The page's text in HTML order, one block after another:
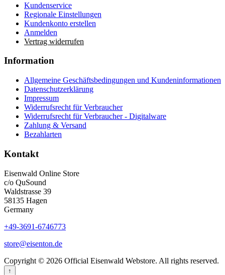
Kundenservice
Regionale Einstellungen
Kundenkonto erstellen
Anmelden
Vertrag widerrufen
Information
Allgemeine Geschäftsbedingungen und Kundeninformationen
Datenschutzerklärung
Impressum
Widerrufsrecht für Verbraucher
Widerrufsrecht für Verbraucher - Digitalware
Zahlung & Versand
Bezahlarten
Kontakt
Eisenwald Online Store
c/o QuSound
Waldstrasse 39
58135 Hagen
Germany
+49-3691-6746773
store@eisenton.de
Copyright © 2026 Official Eisenwald Webstore. All rights reserved.
↑